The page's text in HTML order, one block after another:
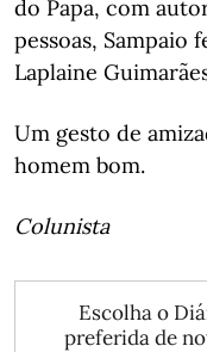
do Papa, com
pessoas, Sampaio
Laplaine
Um gesto de
homem bom.
Colunista
Escolha o
preferida de